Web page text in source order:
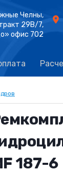
Челны,
29В/7,
офис 702
187-6